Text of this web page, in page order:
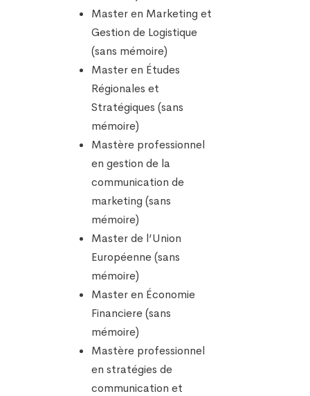
Master en Marketing et
Gestion de Logistique
(sans mémoire)
Master en Études
Régionales et
Stratégiques (sans
mémoire)
Mastère professionnel
en gestion de la
communication de
marketing (sans
mémoire)
Master de l’Union
Européenne (sans
mémoire)
Master en Économie
Financiere (sans
mémoire)
Mastère professionnel
en stratégies de
communication et